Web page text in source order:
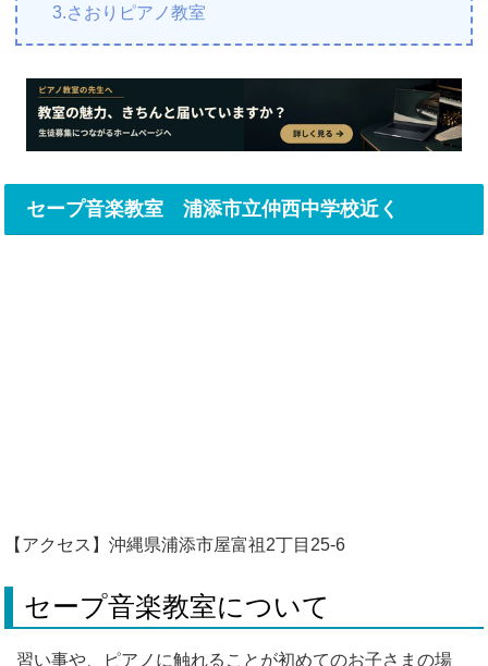
3.さおりピアノ教室
セープ音楽教室 浦添市立仲西中学校近く
【アクセス】沖縄県浦添市屋富祖2丁目25-6
セープ音楽教室について
習い事や、ピアノに触れることが初めてのお子さまの場